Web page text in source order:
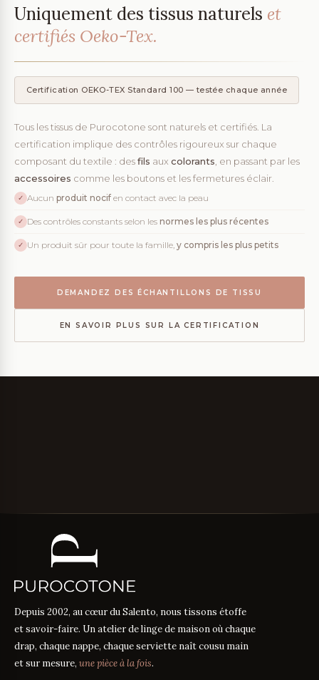
Uniquement des tissus naturels et
certifiés Oeko-Tex.
Certification OEKO-TEX Standard 100 — testée chaque année
Tous les tissus de Purocotone sont naturels et certifiés. La
certification implique des contrôles rigoureux sur chaque
composant du textile : desfils aux colorants , en passant par les
accessoires comme les boutons et les fermetures éclair.
✓ Aucun produit nocif en contact avec la peau
✓ Des contrôles constants selon les normes les plus récentes
✓ Un produit sûr pour toute la famille, y compris les plus petits
DEMANDEZ DES ÉCHANTILLONS DE TISSU
EN SAVOIR PLUS SUR LA CERTIFICATION
Depuis 2002, au cœur du Salento, nous tissons étoffe
et savoir-faire. Un atelier de linge de maison où chaque
drap, chaque nappe, chaque serviette naît cousu main
et sur mesure, une pièce à la fois.